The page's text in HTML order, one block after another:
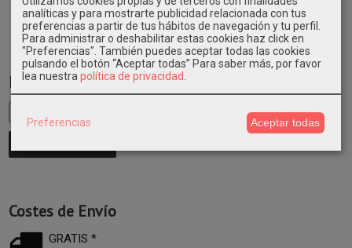
Marcas
Costes de Envío
GRATIS *
analíticas y para mostrarte publicidad relacionada con tus
preferencias a partir de tus hábitos de navegación y tu perfil.
Para administrar o deshabilitar estas cookies haz click en
"Preferencias". También puedes aceptar todas las cookies
pulsando el botón “Aceptar todas” Para saber más, por favor
lea nuestra política de privacidad
Preferencias Aceptar todas